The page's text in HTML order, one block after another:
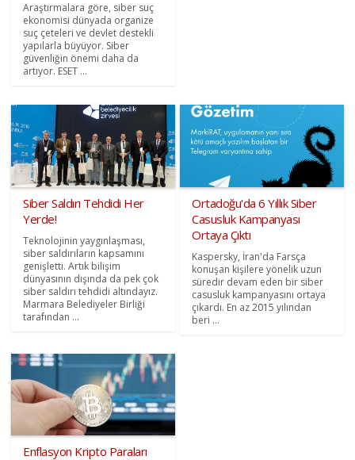
Araştırmalara göre, siber suç
ekonomisi dünyada organize
suç çeteleri ve devlet destekli
yapılarla büyüyor. Siber
güvenliğin önemi daha da
artıyor. ESET ...
Siber Saldırı Tehdidi Her
Yerde!
Teknolojinin yaygınlaşması,
siber saldırıların kapsamını
genişletti. Artık bilişim
dünyasının dışında da pek çok
siber saldırı tehdidi altındayız.
Marmara Belediyeler Birliği
tarafından ...
Ortadoğu'da 6 Yıllık Siber
Casusluk Kampanyası
Ortaya Çıktı
Kaspersky, İran'da Farsça
konuşan kişilere yönelik uzun
süredir devam eden bir siber
casusluk kampanyasını ortaya
çıkardı. En az 2015 yılından
beri ...
Enflasyon Kripto Paraları